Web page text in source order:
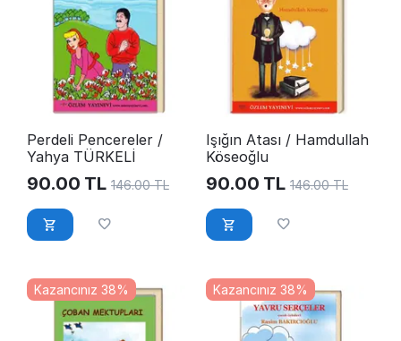
Perdeli Pencereler /
Yahya TÜRKELİ
90.00 TL 146.00 TL
Işığın Atası / Hamdullah
Köseoğlu
90.00 TL 146.00 TL
Kazancınız 38% Kazancınız 38%